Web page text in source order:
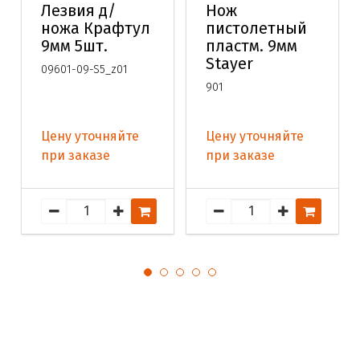
Лезвия д/
ножа Крафтул
9мм 5шт.
09601-09-S5_z01
Цену уточняйте
при заказе
Нож
пистолетный
пластм. 9мм
Stayer
901
Цену уточняйте
при заказе